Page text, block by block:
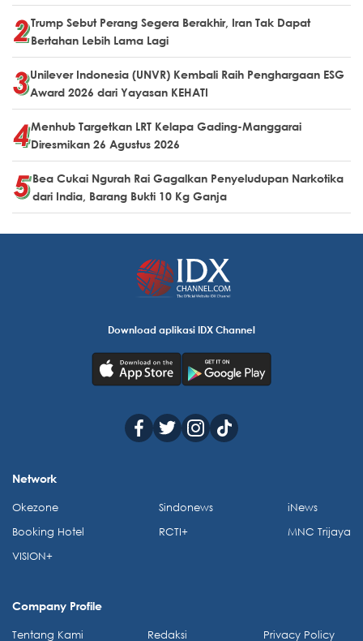
Trump Sebut Perang Segera Berakhir, Iran Tak Dapat
Bertahan Lebih Lama Lagi
Unilever Indonesia (UNVR) Kembali Raih Penghargaan ESG
Award 2026 dari Yayasan KEHATI
Menhub Targetkan LRT Kelapa Gading-Manggarai
Diresmikan 26 Agustus 2026
Bea Cukai Ngurah Rai Gagalkan Penyeludupan Narkotika
dari India, Barang Bukti 10 Kg Ganja
Download aplikasi IDX Channel
Network
Okezone
Booking Hotel
VISION+
Sindonews
RCTI+
iNews
MNC Trijaya
Company Profile
Tentang Kami Redaksi Privacy Policy